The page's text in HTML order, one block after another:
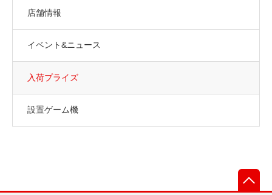
店舗情報
イベント&ニュース
入荷プライズ
設置ゲーム機